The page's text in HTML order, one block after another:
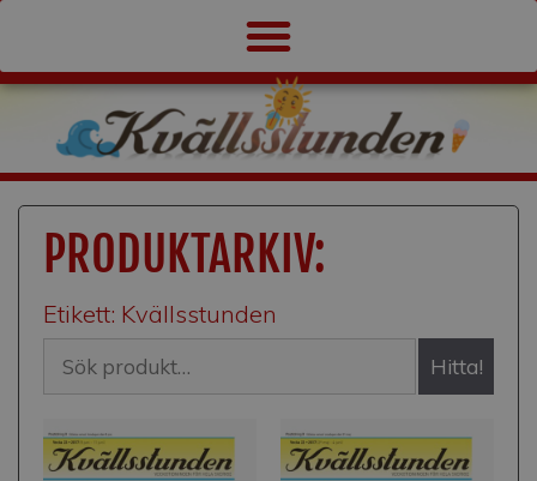
PRODUKTARKIV:
Etikett: Kvällsstunden
Hitta!